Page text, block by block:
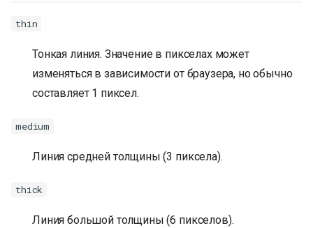
thin
Тонкая линия. Значение в пикселах может
изменяться в зависимости от браузера, но обычно
составляет 1 пиксел.
medium
Линия средней толщины (3 пиксела).
thick
Линия большой толщины (6 пикселов).